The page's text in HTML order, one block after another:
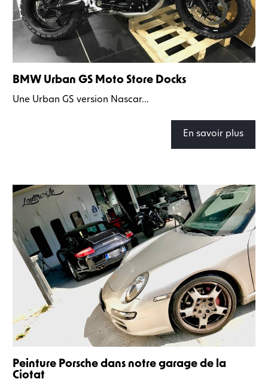
BMW Urban GS Moto Store Docks
Une Urban GS version Nascar...
En savoir plus
Peinture Porsche dans notre garage de la
Ciotat